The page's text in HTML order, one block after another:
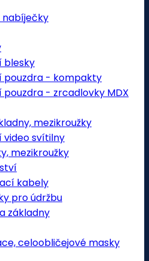
nabíječky
blesky
pouzdra - kompakty
pouzdra - zrcadlovky MDX
mezikroužky
video svítilny
mezikroužky
kabely
pro údržbu
základny
celoobličejové masky